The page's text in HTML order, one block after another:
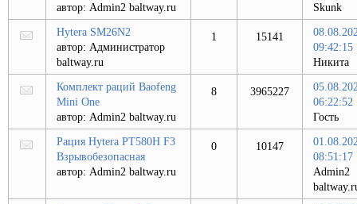
автор: Admin2 baltway.ru
Skunk
Hytera SM26N2
автор: Администратор
baltway.ru
1 15141
09:42:15
Никита
Комплект раций Baofeng
Mini One
автор: Admin2 baltway.ru
8 3965227
06:22:52
Гость
Рация Hytera PT580H F3
Взрывобезопасная
автор: Admin2 baltway.ru
0 10147
08:51:17
Admin2